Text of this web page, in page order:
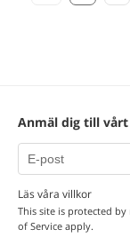
Anmäl dig till
Läs våra villkor
This site is protected by
of Service apply.